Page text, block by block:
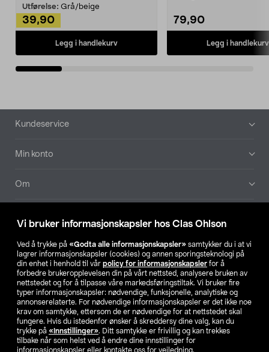
Vi bruker informasjonskapsler hos Clas Ohlson
Ved å trykke på «Godta alle informasjonskapsler» samtykker du i at vi
lagrer informasjonskapsler (cookies) og annen sporingsteknologi på
din enhet i henhold til vår policy for informasjonskapsler for å
forbedre brukeropplevelsen din på vårt nettsted, analysere bruken av
nettstedet og for å tilpasse våre markedsføringstiltak. Vi bruker fire
typer informasjonskapsler: nødvendige, funksjonelle, analytiske og
annonserelaterte. For nødvendige informasjonskapsler er det ikke noe
krav om samtykke, ettersom de er nødvendige for at nettstedet skal
fungere. Hvis du istedenfor ønsker å skreddersy dine valg, kan du
trykke på «Innstillinger». Ditt samtykke er frivillig og kan trekkes
tilbake når som helst ved å endre dine innstillinger for
informasjonskapsler eller kontakte oss for veiledning.
Utførelse: Grå/beige
39,90
Legg i handlekurv
79,90
Legg i handlekurv
Bunntekst
Kundeservice
Min konto
Om
Våre selskaper
Finn din butikk
SE NO FI